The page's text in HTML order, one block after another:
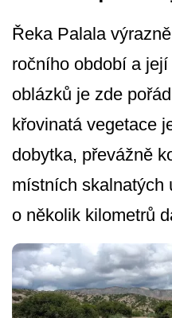
Řeka Palala
ročního období a
oblázků je zde
křovinatá vegetace
dobytka, převážně
místních skalnatých
o několik kilometrů